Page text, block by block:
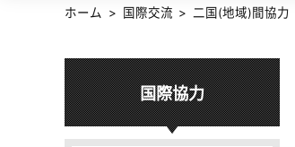
ホーム 国際交流 二国(地域)間協力
国際協力